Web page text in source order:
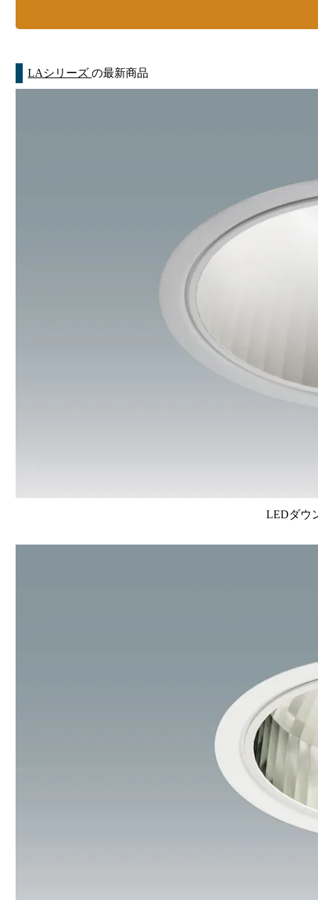
LAシリーズの最新商品
LEDダウ